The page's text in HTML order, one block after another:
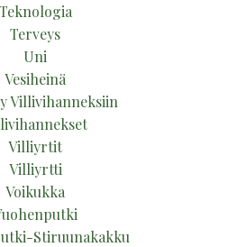
Teknologia
Terveys
Uni
Vesiheinä
Villivihanneksiin
Villiyrtit
Villiyrtti
Voikukka
Stiruunakakku